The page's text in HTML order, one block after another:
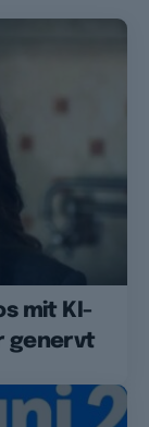
mit KI-
genervt